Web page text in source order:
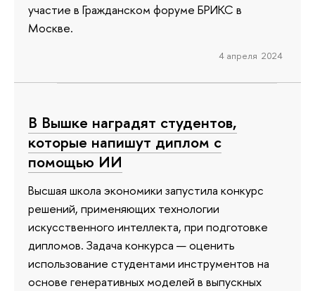
участие в Гражданском форуме БРИКС в
Москве.
4 апреля 2024
В Вышке наградят студентов,
которые напишут диплом с
помощью ИИ
Высшая школа экономики запустила конкурс
решений, применяющих технологии
искусственного интеллекта, при подготовке
дипломов. Задача конкурса — оценить
использование студентами инструментов на
основе генеративных моделей в выпускных